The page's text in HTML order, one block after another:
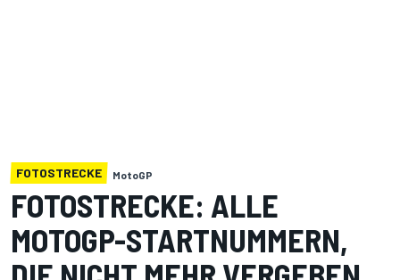
FOTOSTRECKE MotoGP
FOTOSTRECKE: ALLE
MOTOGP-STARTNUMMERN,